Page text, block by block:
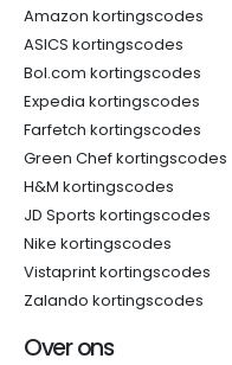
Amazon kortingscodes
ASICS kortingscodes
Bol.com kortingscodes
Expedia kortingscodes
Farfetch kortingscodes
Green Chef kortingscodes
H&M kortingscodes
JD Sports kortingscodes
Nike kortingscodes
Vistaprint kortingscodes
Zalando kortingscodes
Over ons